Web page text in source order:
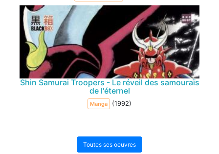
Shin Samurai Troopers - Le réveil des samouraïs
de l'éternel
Manga (1992)
Toutes ses oeuvres